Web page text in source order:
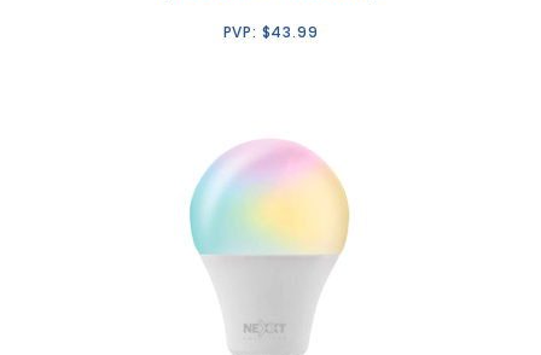
PVP: $43.99